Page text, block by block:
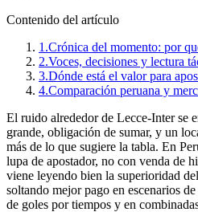
Contenido del artículo
1.Crónica del momento: por
2.Voces, decisiones y lectura
3.Dónde está el valor para
4.Comparación peruana y
El ruido alrededor de Lecce-Inter se
grande, obligación de sumar, y un
más de lo que sugiere la tabla. En
lupa de apostador, no con venda de
viene leyendo bien la superioridad
soltando mejor pago en escenarios
de goles por tiempos y en